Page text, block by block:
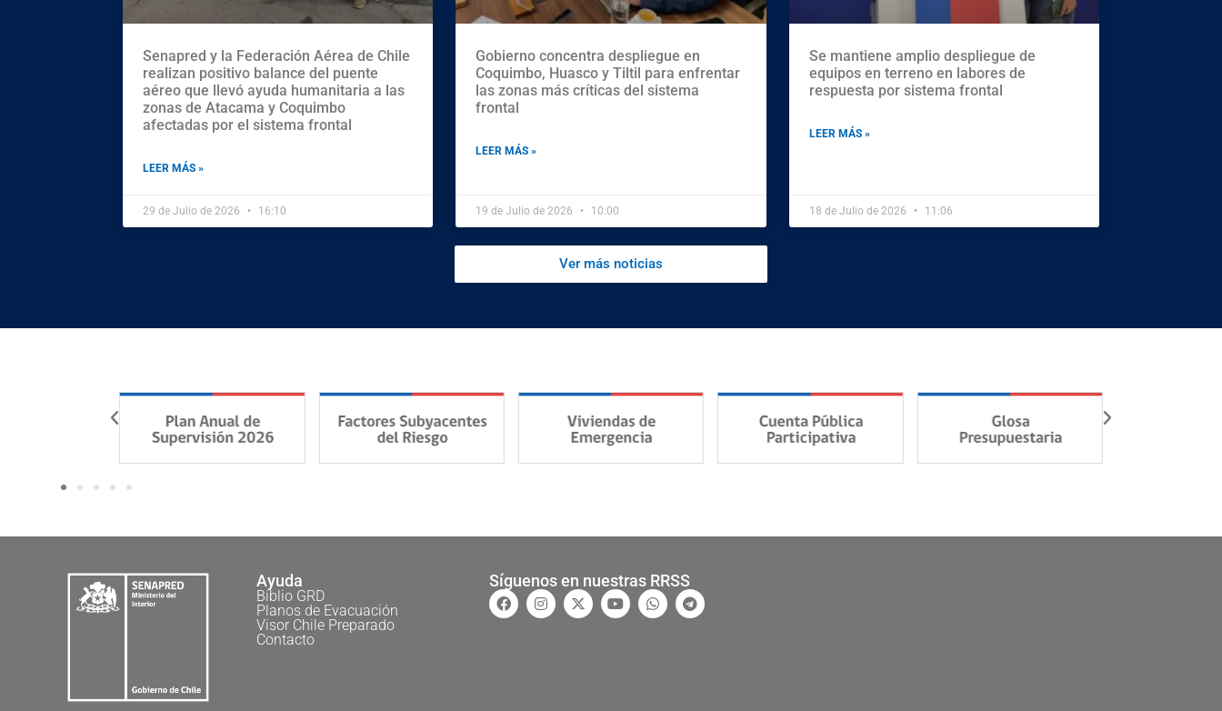
Senapred y la Federación Aérea de Chile
realizan positivo balance del puente
aéreo que llevó ayuda humanitaria a las
zonas de Atacama y Coquimbo
afectadas por el sistema frontal
LEER MÁS »
29 de Julio de 2026 16:10
Gobierno concentra despliegue en
Coquimbo, Huasco y Tiltil para enfrentar
las zonas más críticas del sistema
frontal
LEER MÁS »
19 de Julio de 2026 10:00
Se mantiene amplio despliegue de
equipos en terreno en labores de
respuesta por sistema frontal
LEER MÁS »
18 de Julio de 2026 11:06
Ver más noticias
Ayuda
Biblio GRD
Planos de Evacuación
Visor Chile Preparado
Contacto
Síguenos en nuestras RRSS